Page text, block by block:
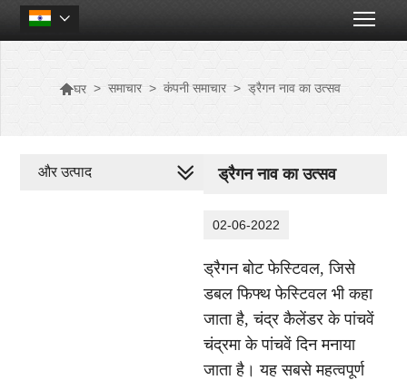

घर > समाचार > कंपनी समाचार > ड्रैगन नाव का उत्सव
ड्रैगन नाव का उत्सव
02-06-2022
ड्रैगन बोट फेस्टिवल, जिसे
डबल फिफ्थ फेस्टिवल भी कहा
जाता है, चंद्र कैलेंडर के पांचवें
चंद्रमा के पांचवें दिन मनाया
जाता है। यह सबसे महत्वपूर्ण
और उत्पाद